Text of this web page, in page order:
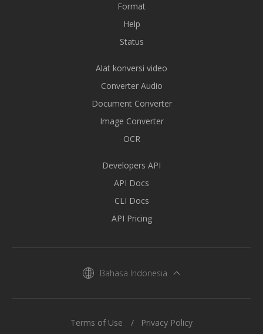
Format
Help
Status
Alat konversi video
Converter Audio
Document Converter
Image Converter
OCR
Developers API
API Docs
CLI Docs
API Pricing
Bahasa Indonesia
Terms of Use Privacy Policy